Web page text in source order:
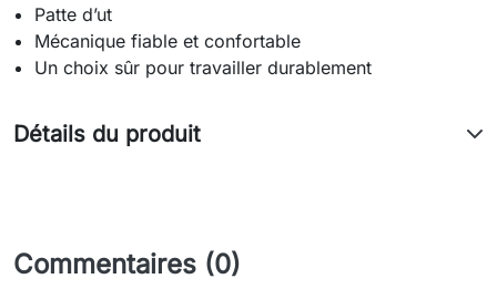
Patte d’ut
Mécanique fiable et confortable
Un choix sûr pour travailler durablement
Détails du produit
Commentaires (0)